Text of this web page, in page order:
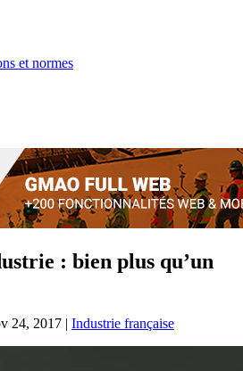
et normes
: bien plus qu’un
24, 2017 | Industrie française